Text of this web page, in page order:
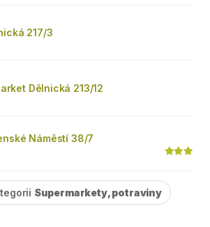
217/3
Dělnická 213/12
Náměstí 38/7
Supermarkety, potraviny